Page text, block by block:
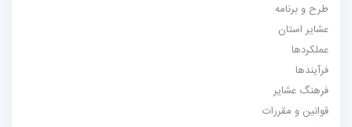
طرح و برنامه
عشایر استان
عملکردها
فرآیندها
فرهنگ عشایر
قوانین و مقررات